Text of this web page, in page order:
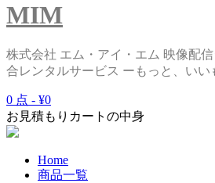
MIM
株式会社 エム・アイ・エム 映像配
合レンタルサービス ーもっと、いい
0 点 - ¥0
お見積もりカートの中身
Home
商品一覧